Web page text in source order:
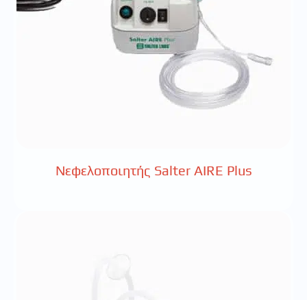
Νεφελοποιητής Salter AIRE Plus